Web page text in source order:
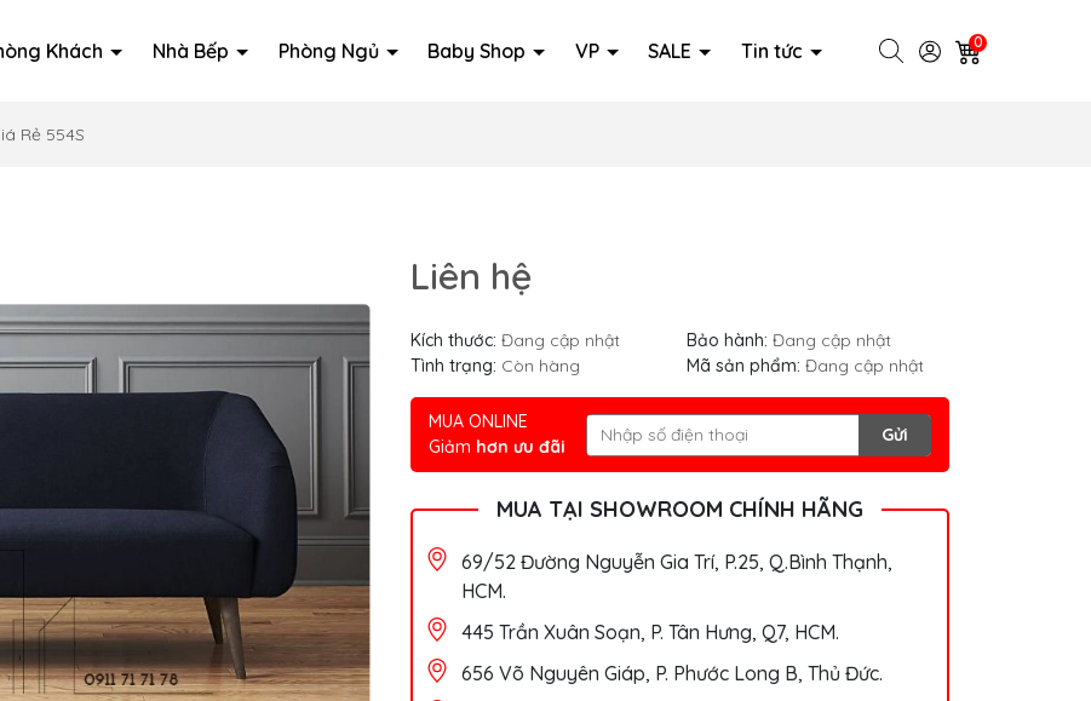
Khách Nhà Bếp Phòng Ngủ Baby Shop VP SALE Tin tức 0
Rẻ 554S
Liên hệ
Kích thước: Đang cập nhật Bảo hành: Đang cập nhật
Tình trạng: Còn hàng Mã sản phẩm: Đang cập nhật
MUA ONLINE
Giảm hơn ưu đãi
Gửi
MUA TẠI SHOWROOM CHÍNH HÃNG
69/52 Đường Nguyễn Gia Trí, P.25, Q.Bình Thạnh,
HCM.
445 Trần Xuân Soạn, P. Tân Hưng, Q7, HCM.
656 Võ Nguyên Giáp, P. Phước Long B, Thủ Đức.